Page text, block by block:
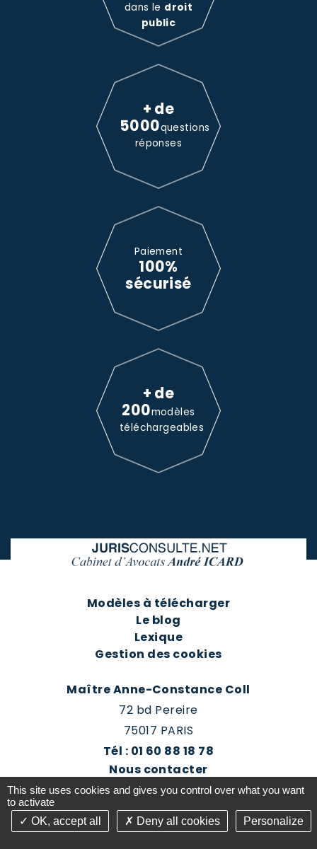
dans le droit
public
+ de
5000questions
réponses
Paiement
100%
sécurisé
+ de
200modèles
téléchargeables
Modèles à télécharger
Le blog
Lexique
Gestion des cookies
Maître Anne-Constance Coll
72 bd Pereire
75017 PARIS
Tél : 01 60 88 18 78
Nous contacter
Prendre rendez-vous
This site uses cookies and gives you control over what you want
to activate
OK, accept all
Deny all cookies Personalize